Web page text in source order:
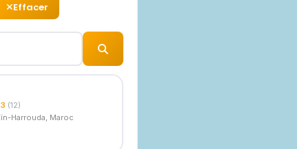
Effacer
(12)
Harrouda, Maroc